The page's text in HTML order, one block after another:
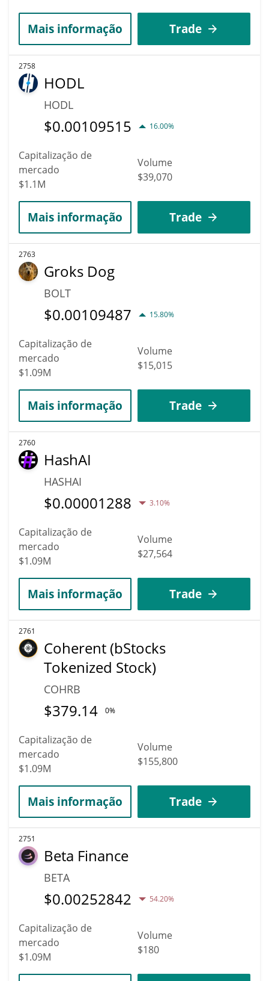
Mais informação Trade
2758
HODL
HODL
$0.00109515 16.00%
Capitalização de
mercado
$1.1M
Volume
$39,070
Mais informação Trade
2763
Groks Dog
BOLT
$0.00109487 15.80%
Capitalização de
mercado
$1.09M
Volume
$15,015
Mais informação Trade
2760
HashAI
HASHAI
$0.00001288 3.10%
Capitalização de
mercado
$1.09M
Volume
$27,564
Mais informação Trade
2761
Coherent (bStocks
Tokenized Stock)
COHRB
$379.14 0%
Capitalização de
mercado
$1.09M
Volume
$155,800
Mais informação Trade
2751
Beta Finance
BETA
$0.00252842 54.20%
Capitalização de
mercado
$1.09M
Volume
$180